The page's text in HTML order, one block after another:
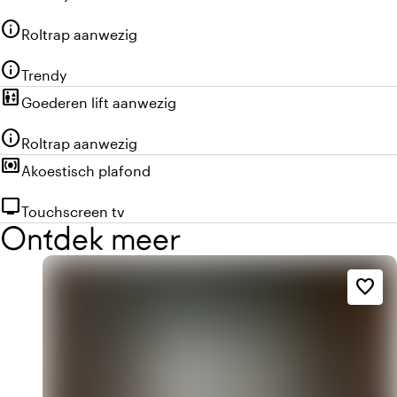
infoRoltrap aanwezig
infoTrendy
elevatorGoederen lift aanwezig
infoRoltrap aanwezig
surround_soundAkoestisch plafond
tvTouchscreen tv
Ontdek meer
favorite_border